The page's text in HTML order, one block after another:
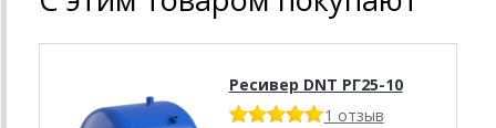
Ресивер DNT PГ25-10
1 отзыв